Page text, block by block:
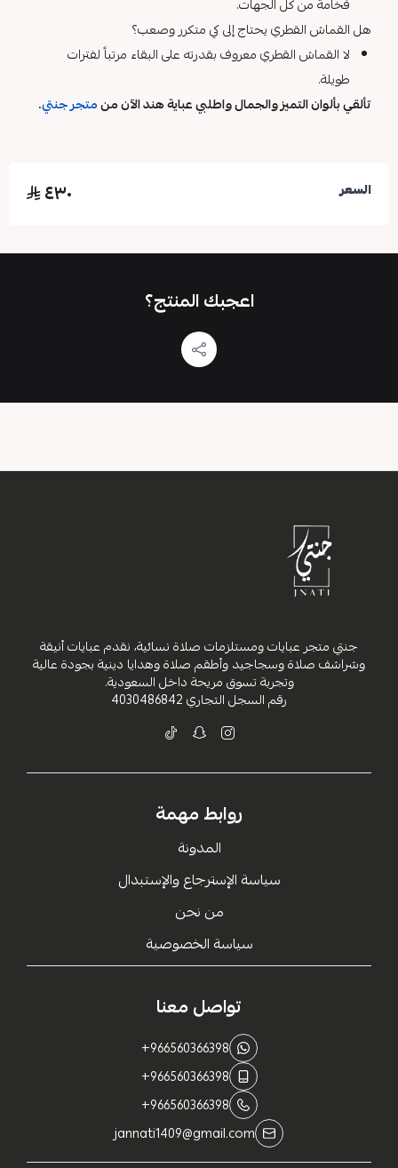
هل القماش القطري يحتاج إلى كي متكرر وصعب؟
لا القماش القطري معروف بقدرته على البقاء مرتباً لفترات
طويلة.
تألقي بألوان التميز والجمال واطلبي عباية هند الآن منمتجر جنتي.
السعر ٤٣٠
اعجبك المنتج؟
جنتي متجر عبايات ومستلزمات صلاة نسائية، نقدم عبايات أنيقة
وشراشف صلاة وسجاجيد وأطقم صلاة وهدايا دينية بجودة عالية
وتجربة تسوق مريحة داخل السعودية.
رقم السجل التجاري4030486842
روابط مهمة
المدونة
سياسة الإسترجاع والإستبدال
من نحن
سياسة الخصوصية
تواصل معنا
+966560366398
+966560366398
+966560366398
jannati1409@gmail.com